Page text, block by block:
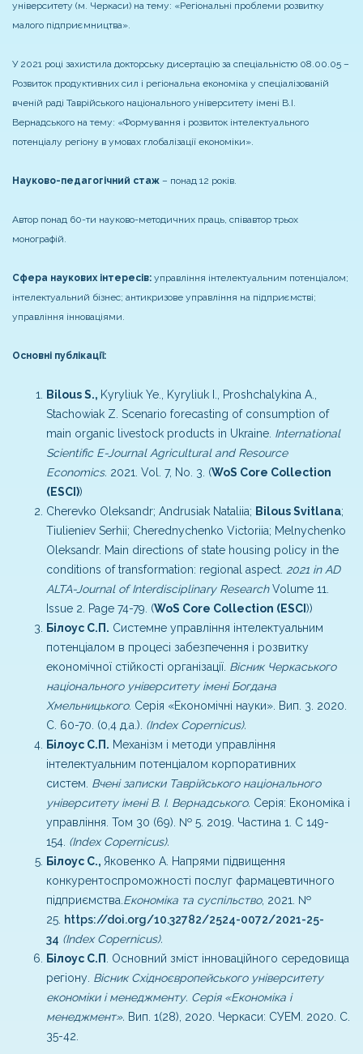
університету (м. Черкаси) на тему: «Регіональні проблеми розвитку
малого підприємництва».
У 2021 році захистила докторську дисертацію за спеціальністю 08.00.05 –
Розвиток продуктивних сил і регіональна економіка у спеціалізованій
вченій раді Таврійського національного університету імені В.І.
Вернадського на тему: «Формування і розвиток інтелектуального
потенціалу регіону в умовах глобалізації економіки».
Науково-педагогічний стаж – понад 12 років.
Автор понад 60-ти науково-методичних праць, співавтор трьох
монографій.
Сфера наукових інтересів: управління інтелектуальним потенціалом;
інтелектуальний бізнес; антикризове управління на підприємстві;
управління інноваціями.
Основні публікації:
Bilous S., Kyryliuk Ye., Kyryliuk I., Proshchalykina A.,
Stachowiak Z. Scenario forecasting of consumption of
main organic livestock products in Ukraine. International
Scientific E-Journal Agricultural and Resource
Economics. 2021. Vol. 7, No. 3. (WoS Core Collection
(ESCI))
Cherevko Oleksandr; Andrusiak Nataliia; Bilous Svitlana;
Tiulieniev Serhii; Cherednychenko Victoriia; Melnychenko
Oleksandr. Main directions of state housing policy in the
conditions of transformation: regional aspect. 2021 in AD
ALTA-Journal of Interdisciplinary ResearchVolume 11.
Issue 2. Page 74-79. (WoS Core Collection (ESCI ))
Білоус С.П. Системне управління інтелектуальним
потенціалом в процесі забезпечення і розвитку
економічної стійкості організації. Вісник Черкаського
національного університету імені Богдана
Хмельницького. Серія «Економічні науки». Вип. 3. 2020.
С. 60-70. (0,4 д.а.). (Index Copernicus).
Білоус С.П. Механізм і методи управління
інтелектуальним потенціалом корпоративних
систем. Вчені записки Таврійського національного
університету імені В. І. Вернадського. Серія: Економіка і
управління. Том 30 (69). № 5. 2019. Частина 1. С 149-
154. (Index Copernicus).
Білоус С., Яковенко А. Напрями підвищення
конкурентоспроможності послуг фармацевтичного
підприємства.Економіка та суспільство, 2021. №
25. https://doi.org/10.32782/2524-0072/2021-25-
34 (Index Copernicus).
Білоус С.П . Основний зміст інноваційного середовища
регіону. Вісник Східноєвропейського університету
економіки і менеджменту. Серія «Економіка і
менеджмент». Вип. 1(28), 2020. Черкаси: СУЕМ. 2020. С.
35-42.